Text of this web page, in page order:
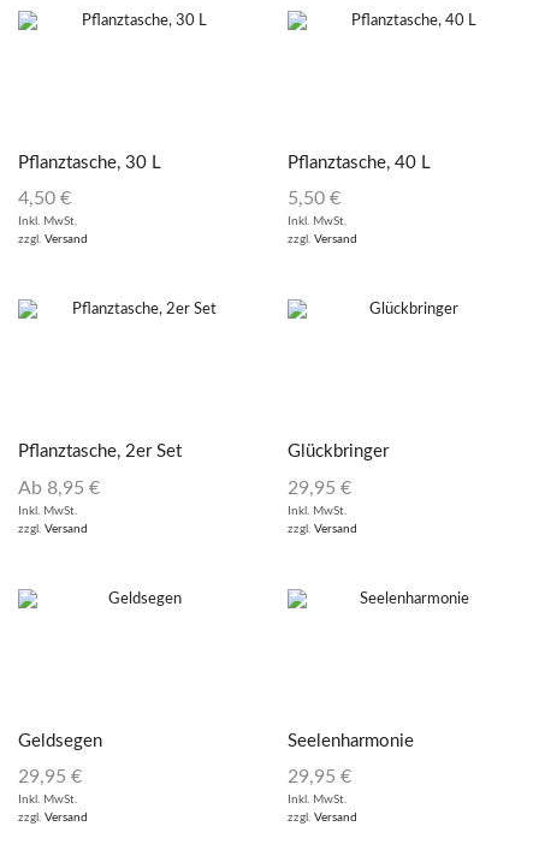
Pflanztasche, 30 L
4,50 €
Inkl. MwSt.
zzgl. Versand
Pflanztasche, 40 L
5,50 €
Inkl. MwSt.
zzgl. Versand
Pflanztasche, 2er Set
Ab 8,95 €
Inkl. MwSt.
zzgl. Versand
Glückbringer
29,95 €
Inkl. MwSt.
zzgl. Versand
Geldsegen
29,95 €
Inkl. MwSt.
zzgl. Versand
Seelenharmonie
29,95 €
Inkl. MwSt.
zzgl. Versand